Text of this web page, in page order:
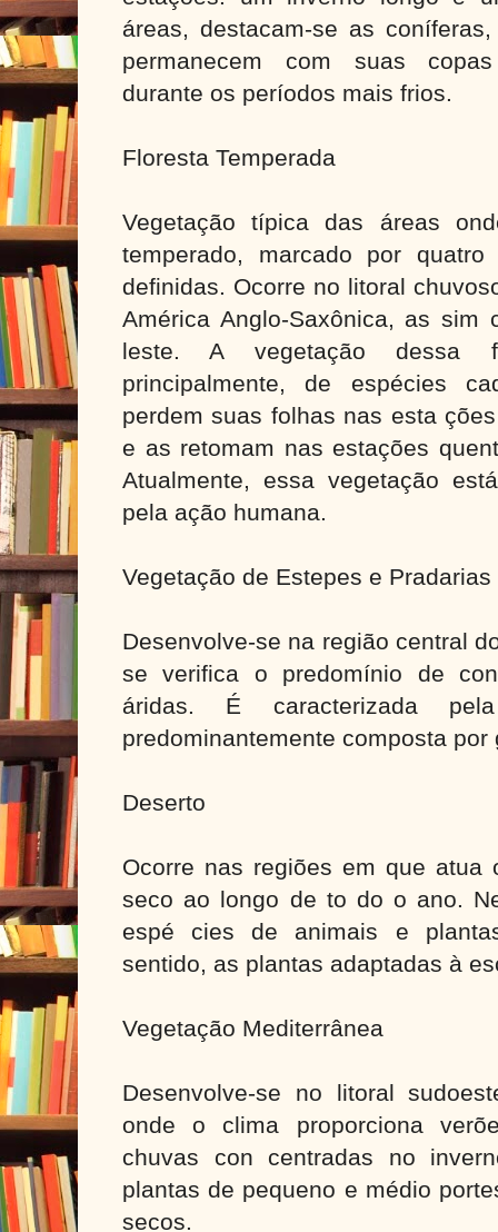
áreas, destacam-se as
permanecem com suas
durante os períodos mais frios.
Floresta Temperada
Vegetação típica das áreas
temperado, marcado por
definidas. Ocorre no litoral
América Anglo-Saxônica, as sim
leste. A vegetação dessa
principalmente, de espécies
perdem suas folhas nas esta
e as retomam nas estações
Atualmente, essa vegetação
pela ação humana.
Vegetação de Estepes e Pradarias
Desenvolve-se na região central
se verifica o predomínio de
áridas. É caracterizada
predominantemente composta
Deserto
Ocorre nas regiões em que atua
seco ao longo de to do o ano.
espé cies de animais e
sentido, as plantas adaptadas à
Vegetação Mediterrânea
Desenvolve-se no litoral
onde o clima proporciona
chuvas con centradas no
plantas de pequeno e médio
secos.